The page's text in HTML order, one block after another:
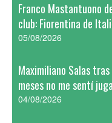
Franco Mastantuono
club: Fiorentina de
05/08/2026
Maximiliano Salas
meses no me sentí
04/08/2026